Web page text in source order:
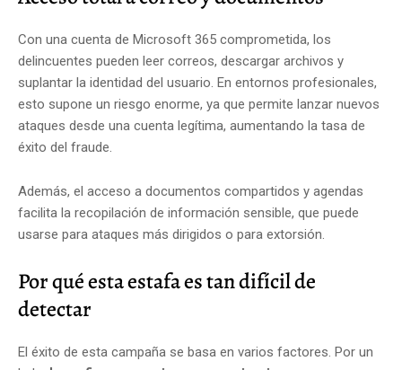
Con una cuenta de Microsoft 365 comprometida, los
delincuentes pueden leer correos, descargar archivos y
suplantar la identidad del usuario. En entornos profesionales,
esto supone un riesgo enorme, ya que permite lanzar nuevos
ataques desde una cuenta legítima, aumentando la tasa de
éxito del fraude.
Además, el acceso a documentos compartidos y agendas
facilita la recopilación de información sensible, que puede
usarse para ataques más dirigidos o para extorsión.
Por qué esta estafa es tan difícil de
detectar
El éxito de esta campaña se basa en varios factores. Por un